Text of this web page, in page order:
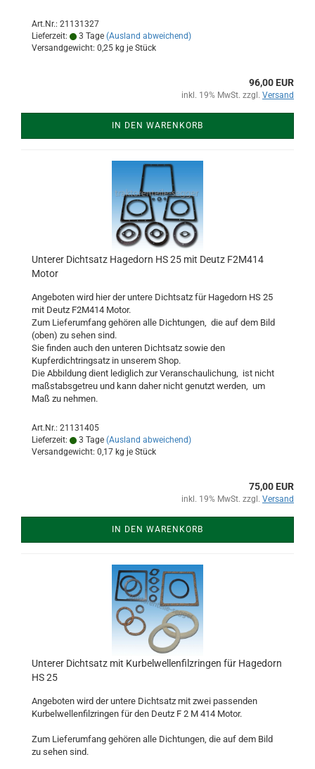
Art.Nr.: 21131327
Lieferzeit:
3 Tage (Ausland abweichend)
Versandgewicht: 0,25 kg je Stück
96,00 EUR
inkl. 19% MwSt. zzgl. Versand
IN DEN WARENKORB
Unterer Dichtsatz Hagedorn HS 25 mit Deutz F2M414
Motor
Angeboten wird hier der untere Dichtsatz für Hagedorn HS 25
mit Deutz F2M414 Motor.
Zum Lieferumfang gehören alle Dichtungen, die auf dem Bild
(oben) zu sehen sind.
Sie finden auch den unteren Dichtsatz sowie den
Kupferdichtringsatz in unserem Shop.
Die Abbildung dient lediglich zur Veranschaulichung, ist nicht
maßstabsgetreu und kann daher nicht genutzt werden, um
Maß zu nehmen.
Art.Nr.: 21131405
Lieferzeit:
3 Tage (Ausland abweichend)
Versandgewicht: 0,17 kg je Stück
75,00 EUR
inkl. 19% MwSt. zzgl. Versand
IN DEN WARENKORB
Unterer Dichtsatz mit Kurbelwellenfilzringen für Hagedorn
HS 25
Angeboten wird der untere Dichtsatz mit zwei passenden
Kurbelwellenfilzringen für den Deutz F 2 M 414 Motor.
Zum Lieferumfang gehören alle Dichtungen, die auf dem Bild
zu sehen sind.